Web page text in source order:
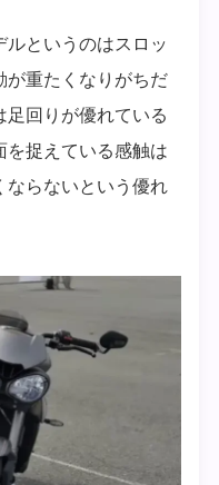
というのはスロッ
が重たくなりがちだ
足回りが優れている
を捉えている感触は
ならないという優れ